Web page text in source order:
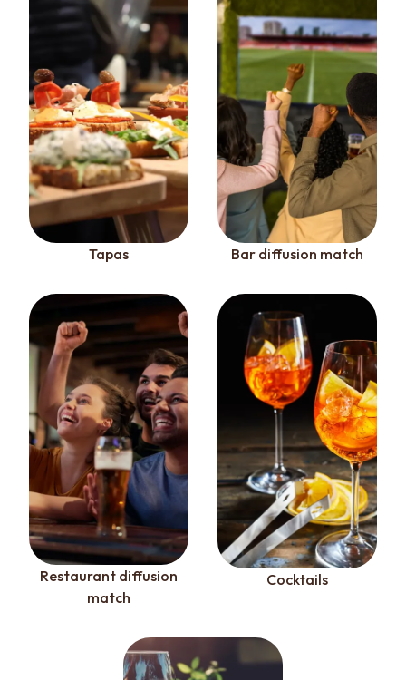
Tapas Bar diffusion match
Restaurant diffusion
match
Cocktails